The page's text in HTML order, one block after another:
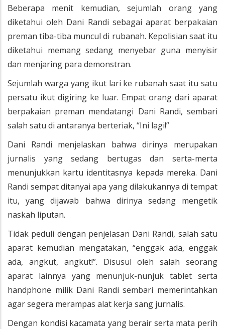
Beberapa menit kemudian, sejumlah orang yang
diketahui oleh Dani Randi sebagai aparat berpakaian
preman tiba-tiba muncul di rubanah. Kepolisian saat itu
diketahui memang sedang menyebar guna menyisir
dan menjaring para demonstran.
Sejumlah warga yang ikut lari ke rubanah saat itu satu
persatu ikut digiring ke luar. Empat orang dari aparat
berpakaian preman mendatangi Dani Randi, sembari
salah satu di antaranya berteriak, “Ini lagi!”
Dani Randi menjelaskan bahwa dirinya merupakan
jurnalis yang sedang bertugas dan serta-merta
menunjukkan kartu identitasnya kepada mereka. Dani
Randi sempat ditanyai apa yang dilakukannya di tempat
itu, yang dijawab bahwa dirinya sedang mengetik
naskah liputan.
Tidak peduli dengan penjelasan Dani Randi, salah satu
aparat kemudian mengatakan, “enggak ada, enggak
ada, angkut, angkut!”. Disusul oleh salah seorang
aparat lainnya yang menunjuk-nunjuk tablet serta
handphone milik Dani Randi sembari memerintahkan
agar segera merampas alat kerja sang jurnalis.
Dengan kondisi kacamata yang berair serta mata perih